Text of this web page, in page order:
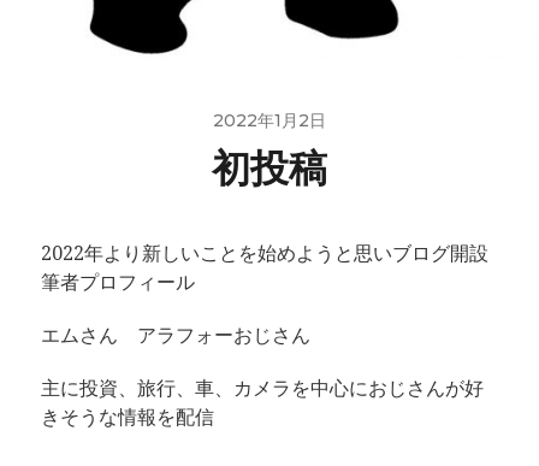
2022年1月2日
初投稿
2022年より新しいことを始めようと思いブログ開設
筆者プロフィール
エムさん アラフォーおじさん
主に投資、旅行、車、カメラを中心におじさんが好
きそうな情報を配信